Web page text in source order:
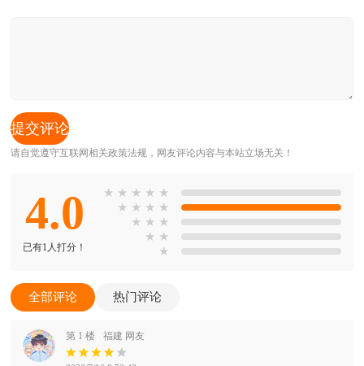
请自觉遵守互联网相关政策法规，网友评论内容与本站立场无关！
4.0
已有1人打分！
★ ★ ★ ★ ★
★ ★ ★ ★
★ ★ ★
★ ★
★
全部评论 热门评论
第 1 楼 福建 网友